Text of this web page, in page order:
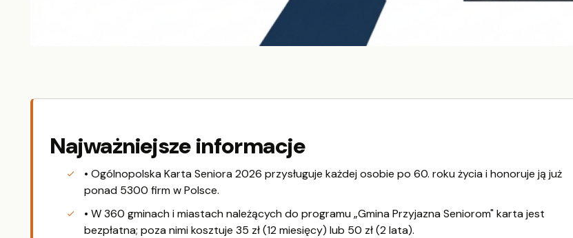
Najważniejsze informacje
• Ogólnopolska Karta Seniora 2026 przysługuje każdej osobie po 60. roku życia i honoruje ją już
ponad 5300 firm w Polsce.
• W 360 gminach i miastach należących do programu „Gmina Przyjazna Seniorom" karta jest
bezpłatna; poza nimi kosztuje 35 zł (12 miesięcy) lub 50 zł (2 lata).